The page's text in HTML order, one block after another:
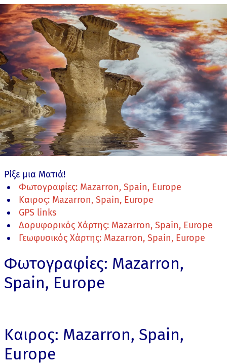
Ρίξε μια Ματιά!
Φωτογραφίες: Mazarron, Spain, Europe
Καιρος: Mazarron, Spain, Europe
GPS links
Δορυφορικός Χάρτης: Mazarron, Spain, Europe
Γεωφυσικός Χάρτης: Mazarron, Spain, Europe
Φωτογραφίες: Mazarron,
Spain, Europe
Καιρος: Mazarron, Spain,
Europe